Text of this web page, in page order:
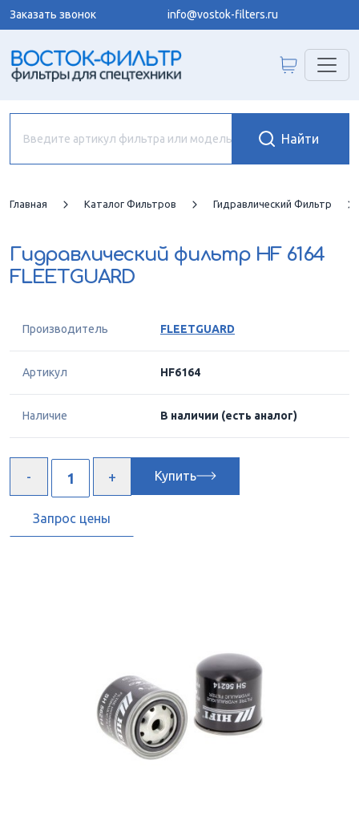
Заказать звонок info@vostok-filters.ru
Главная Каталог Фильтров Гидравлический Фильтр
Гидравлический фильтр HF 6164
FLEETGUARD
Производитель FLEETGUARD
Артикул HF6164
Наличие В наличии (есть аналог)
Купить
Запрос цены